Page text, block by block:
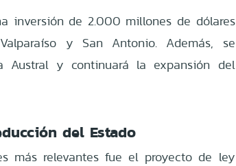
inversión de 2.000 millones de dólares
y San Antonio. Además, se
Austral y continuará la expansión del
del Estado
más relevantes fue el proyecto de ley